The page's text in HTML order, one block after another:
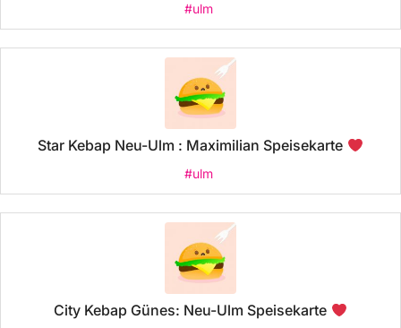
#ulm
Star Kebap Neu-Ulm : Maximilian Speisekarte
#ulm
City Kebap Günes: Neu-Ulm Speisekarte